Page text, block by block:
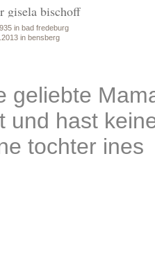
gisela bischoff
in bad fredeburg
in bensberg
geliebte
und hast
tochter ines